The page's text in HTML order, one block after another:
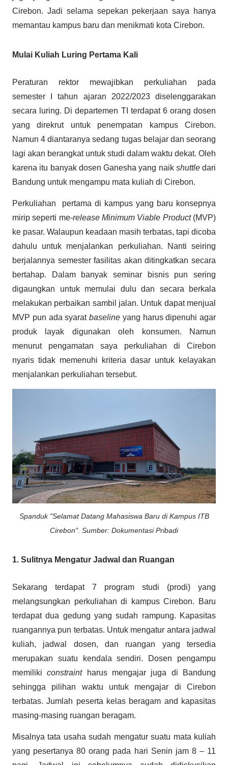
Cirebon. Jadi selama sepekan pekerjaan saya hanya
memantau kampus baru dan menikmati kota Cirebon.
Mulai Kuliah Luring Pertama Kali
Peraturan rektor mewajibkan perkuliahan pada
semester I tahun ajaran 2022/2023 diselenggarakan
secara luring. Di departemen TI terdapat 6 orang dosen
yang direkrut untuk penempatan kampus Cirebon.
Namun 4 diantaranya sedang tugas belajar dan seorang
lagi akan berangkat untuk studi dalam waktu dekat. Oleh
karena itu banyak dosen Ganesha yang naik shuttle dari
Bandung untuk mengampu mata kuliah di Cirebon.
Perkuliahan pertama di kampus yang baru konsepnya
mirip seperti me-release Minimum Viable Product (MVP)
ke pasar. Walaupun keadaan masih terbatas, tapi dicoba
dahulu untuk menjalankan perkuliahan. Nanti seiring
berjalannya semester fasilitas akan ditingkatkan secara
bertahap. Dalam banyak seminar bisnis pun sering
digaungkan untuk memulai dulu dan secara berkala
melakukan perbaikan sambil jalan. Untuk dapat menjual
MVP pun ada syarat baseline yang harus dipenuhi agar
produk layak digunakan oleh konsumen. Namun
menurut pengamatan saya perkuliahan di Cirebon
nyaris tidak memenuhi kriteria dasar untuk kelayakan
menjalankan perkuliahan tersebut.
Spanduk "Selamat Datang Mahasiswa Baru di Kampus ITB
Cirebon". Sumber: Dokumentasi Pribadi
1. Sulitnya Mengatur Jadwal dan Ruangan
Sekarang terdapat 7 program studi (prodi) yang
melangsungkan perkuliahan di kampus Cirebon. Baru
terdapat dua gedung yang sudah rampung. Kapasitas
ruangannya pun terbatas. Untuk mengatur antara jadwal
kuliah, jadwal dosen, dan ruangan yang tersedia
merupakan suatu kendala sendiri. Dosen pengampu
memilikiconstraint
harus mengajar juga di Bandung
sehingga pilihan waktu untuk mengajar di Cirebon
terbatas. Jumlah peserta kelas beragam and kapasitas
masing-masing ruangan beragam.
Misalnya tata usaha sudah mengatur suatu mata kuliah
yang pesertanya 80 orang pada hari Senin jam 8 – 11